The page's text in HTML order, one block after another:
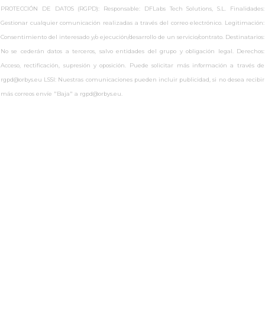
PROTECCIÓN DE DATOS (RGPD): Responsable: DFLabs Tech Solutions, S.L. Finalidades:
Gestionar cualquier comunicación realizadas a través del correo electrónico. Legitimación:
Consentimiento del interesado y/o ejecución/desarrollo de un servicio/contrato. Destinatarios:
No se cederán datos a terceros, salvo entidades del grupo y obligación legal. Derechos:
Acceso, rectificación, supresión y oposición. Puede solicitar más información a través de
rgpd@orbys.eu LSSI: Nuestras comunicaciones pueden incluir publicidad, si no desea recibir
más correos envíe "Baja" a rgpd@orbys.eu.